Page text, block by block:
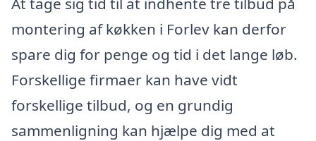
montering af køkken i Forlev kan derfor
spare dig for penge og tid i det lange løb.
Forskellige firmaer kan have vidt
forskellige tilbud, og en grundig
sammenligning kan hjælpe dig med at